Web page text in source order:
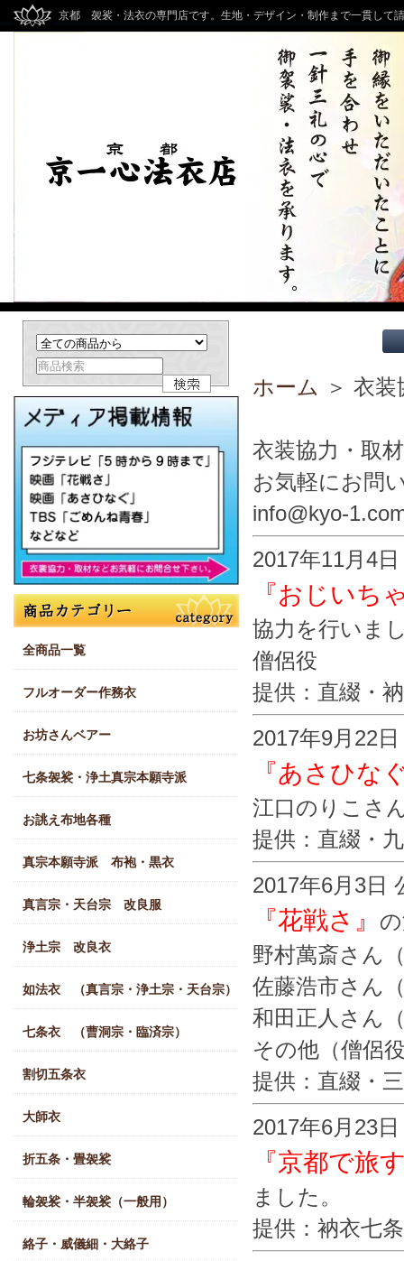
京都 袈裟・法衣の専門店です。生地・デザイン・制作まで一貫して
全商品一覧
フルオーダー作務衣
お坊さんベアー
七条袈裟・浄土真宗本願寺派
お誂え布地各種
真宗本願寺派 布袍・黒衣
真言宗・天台宗 改良服
浄土宗 改良衣
如法衣 （真言宗・浄土宗・天台宗）
七条衣 （曹洞宗・臨済宗）
割切五条衣
大師衣
折五条・畳袈裟
輪袈裟・半袈裟（一般用）
絡子・威儀細・大絡子
ホーム ＞ 衣
衣装協力・取
お気軽にお問
info@kyo-
2017年11月4
『おじいち
協力を行いま
僧侶役
提供：直綴・
2017年9月22
『あさひな
江口のりこさ
提供：直綴・
2017年6月3日
『花戦さ』
野村萬斎さん
佐藤浩市さん
和田正人さん
その他（僧侶
提供：直綴・
2017年6月23
『京都で旅
ました。
提供：衲衣七